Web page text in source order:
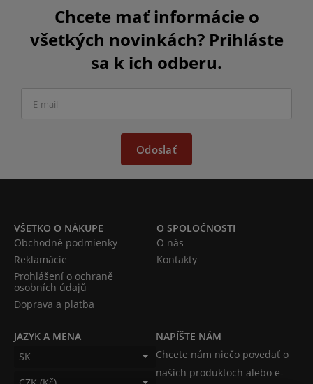
Chcete mať informácie o
všetkých novinkách? Prihláste
sa k ich odberu.
Odoslať
VŠETKO O NÁKUPE
Obchodné podmienky
Reklamácie
Prohlášení o ochraně
osobních údajů
Doprava a platba
O SPOLOČNOSTI
O nás
Kontakty
JAZYK A MENA
SK
NAPÍŠTE NÁM
Chcete nám niečo povedať o
našich produktoch alebo e-